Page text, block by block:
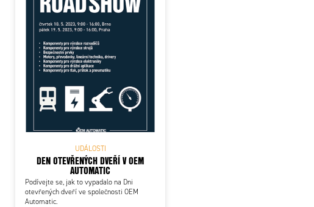
UDÁLOSTI
DEN OTEVŘENÝCH DVEŘÍ V OEM
AUTOMATIC
Podívejte se, jak to vypadalo na Dni
otevřených dveří ve společnosti OEM
Automatic.